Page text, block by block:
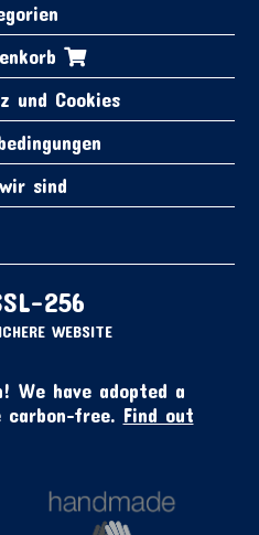
und Cookies
sind
256
WEBSITE
We have adopted a
carbon-free. Find out